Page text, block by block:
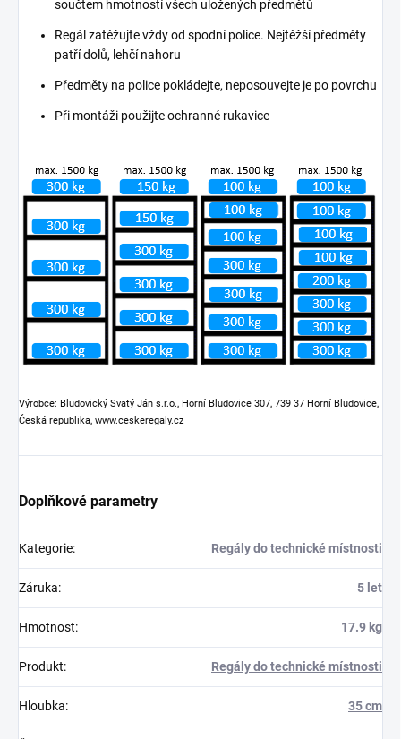
součtem hmotností všech uložených předmětů
Regál zatěžujte vždy od spodní police. Nejtěžší předměty
patří dolů, lehčí nahoru
Předměty na police pokládejte, neposouvejte je po povrchu
Při montáži použijte ochranné rukavice
Výrobce: Bludovický Svatý Ján s.r.o., Horní Bludovice 307, 739 37 Horní Bludovice,
Česká republika, www.ceskeregaly.cz
Doplňkové parametry
Kategorie: Regály do technické místnosti
Záruka: 5 let
Hmotnost: 17.9 kg
Produkt: Regály do technické místnosti
Hloubka: 35 cm